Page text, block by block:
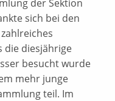
der Sektion
sich bei den
die diesjährige
besucht wurde
mehr junge
teil. Im